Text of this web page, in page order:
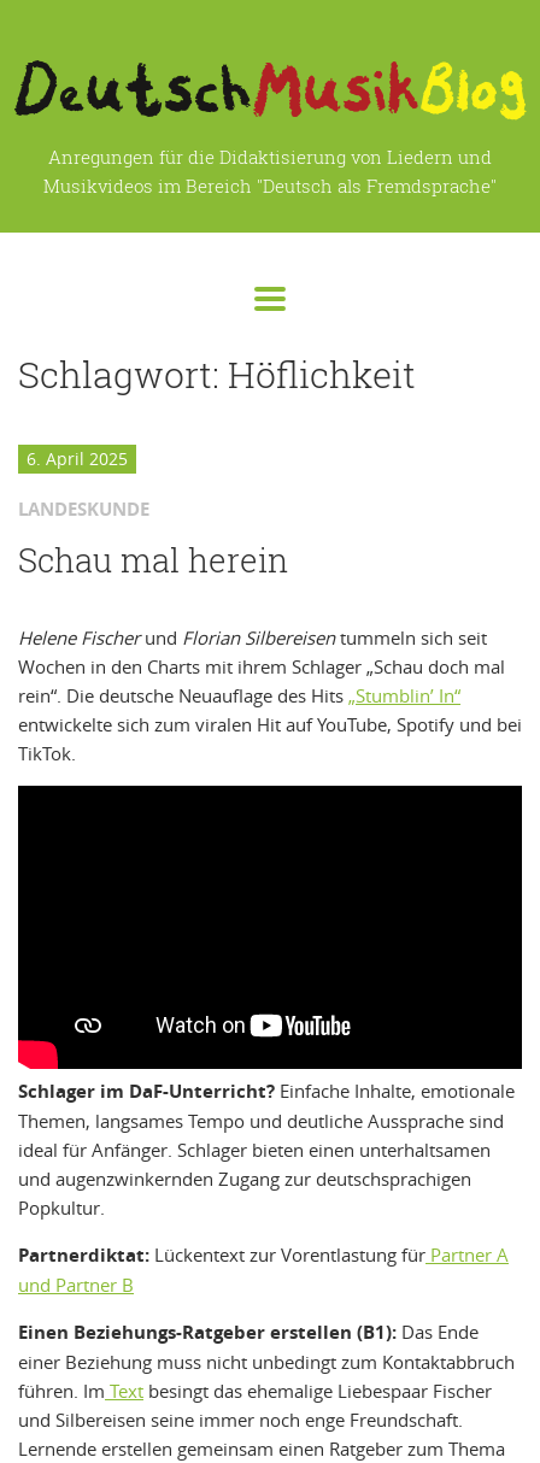
Anregungen für die Didaktisierung von Liedern und
Musikvideos im Bereich "Deutsch als Fremdsprache"
Schlagwort: Höflichkeit
6. April 2025
LANDESKUNDE
Schau mal herein
Helene Fischerund Florian Silbereisentummeln sich seit
Wochen in den Charts mit ihrem Schlager „Schau doch mal
rein“. Die deutsche Neuauflage des Hits „Stumblin’ In“
entwickelte sich zum viralen Hit auf YouTube, Spotify und bei
TikTok.
Schlager im DaF-Unterricht? Einfache Inhalte, emotionale
Themen, langsames Tempo und deutliche Aussprache sind
ideal für Anfänger. Schlager bieten einen unterhaltsamen
und augenzwinkernden Zugang zur deutschsprachigen
Popkultur.
Partnerdiktat: Lückentext zur Vorentlastung für Partner A
und Partner B
Einen Beziehungs-Ratgeber erstellen (B1): Das Ende
einer Beziehung muss nicht unbedingt zum Kontaktabbruch
führen. Im Text besingt das ehemalige Liebespaar Fischer
und Silbereisen seine immer noch enge Freundschaft.
Lernende erstellen gemeinsam einen Ratgeber zum Thema